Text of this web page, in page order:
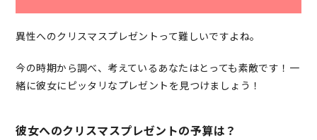
異性へのクリスマスプレゼントって難しいですよね。
今の時期から調べ、考えているあなたはとっても素敵です！一
緒に彼女にピッタリなプレゼントを見つけましょう！
彼女へのクリスマスプレゼントの予算は？